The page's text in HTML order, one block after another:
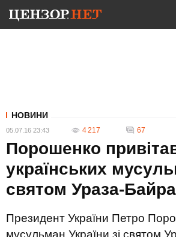
НОВИНИ
05.07.16 23:43 4 217 67
Порошенко
українських
святом Ураза-
Президент України Петро
мусульман України зі святом